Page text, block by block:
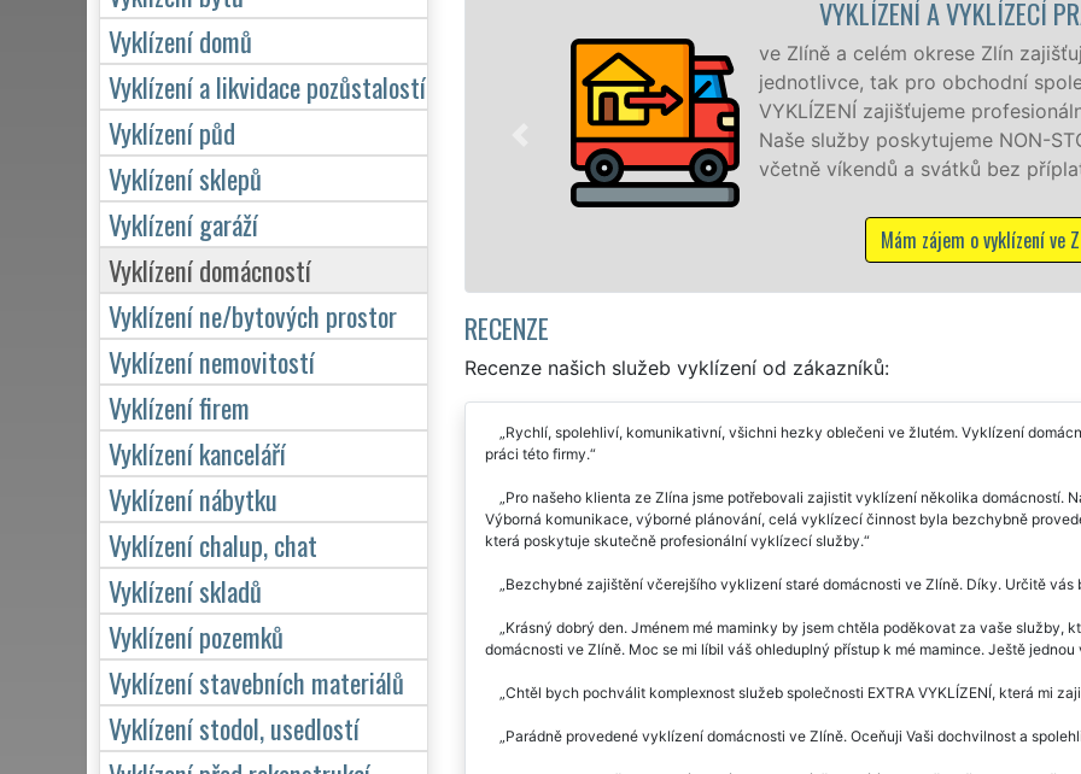
VYKLÍZENÍ A VYKLÍZECÍ PRÁCE ZLÍN
ve Zlíně a celém okrese Zlín zajišťujeme služby vyklízení, a to jak pro
jednotlivce, tak pro obchodní společnosti. Pod značkou sítě EXTRA
VYKLÍZENÍ zajišťujeme profesionální a kvalitní servis se zárukou kvality.
Naše služby poskytujeme NON-STOP 24 hodin denně, 7 dní v týdnu
včetně víkendů a svátků bez příplatků.
RECENZE
Recenze našich služeb vyklízení od zákazníků:
Rychlí, spolehliví, komunikativní, všichni hezky oblečeni ve žlutém. Vyklízení
práci této firmy.
Pro našeho klienta ze Zlína jsme potřebovali zajistit vyklízení několika domácností.
Výborná komunikace, výborné plánování, celá vyklízecí činnost byla bezchybně
která poskytuje skutečně profesionální vyklízecí služby.
Bezchybné zajištění včerejšího vyklizení staré domácnosti ve Zlíně. Díky. Určitě vás
Krásný dobrý den. Jménem mé maminky by jsem chtěla poděkovat za vaše služby,
domácnosti ve Zlíně. Moc se mi líbil váš ohleduplný přístup k mé mamince. Ještě
Chtěl bych pochválit komplexnost služeb společnosti EXTRA VYKLÍZENÍ, která mi
Parádně provedené vyklízení domácnosti ve Zlíně. Oceňuji Vaši dochvilnost a
Vyklízení domů
Vyklízení a likvidace pozůstalostí
Vyklízení půd
Vyklízení sklepů
Vyklízení garáží
Vyklízení domácností
Vyklízení ne/bytových prostor
Vyklízení nemovitostí
Vyklízení firem
Vyklízení kanceláří
Vyklízení nábytku
Vyklízení chalup, chat
Vyklízení skladů
Vyklízení pozemků
Vyklízení stavebních materiálů
Vyklízení stodol, usedlostí